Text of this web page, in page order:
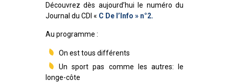
Découvrez dès aujourd’hui le numéro du
Journal du CDI « C De l’Info » n°2.
Au programme :
On est tous différents
Un sport pas comme les autres: le
longe-côte